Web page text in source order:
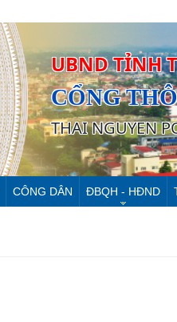
UBND TỈNH
CỔNG
THAI NGUYEN
CÔNG DÂN ĐBQH - HĐND